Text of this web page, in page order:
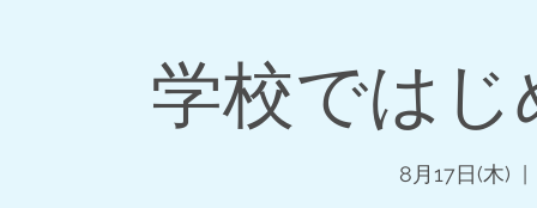
学校では
8月17日(木)